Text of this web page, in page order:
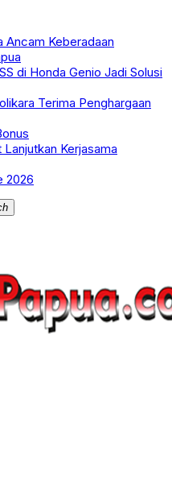
Ancam Keberadaan
di Honda Genio Jadi Solusi
Terima Penghargaan
Kerjasama
2026